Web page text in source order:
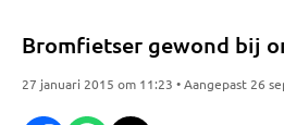
Bromfietser gewond bij
27 januari 2015 om 11:23 • Aangepast 26